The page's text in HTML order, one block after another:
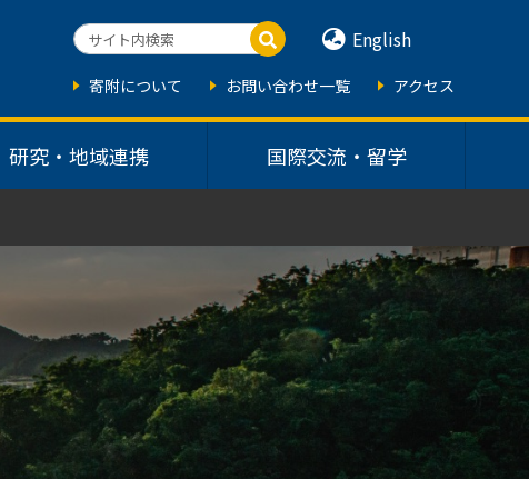
研究・地域連携 国際交流・留学
English
寄附について お問い合わせ一覧 アクセス